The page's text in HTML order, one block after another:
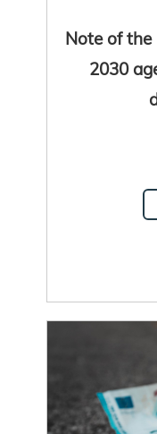
Note of
2030